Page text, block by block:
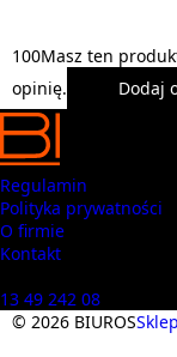
100Masz ten
opinię.
Dodaj
Regulamin
Polityka prywatności
O firmie
Kontakt
13 49 242 08
© 2026 BIUROS